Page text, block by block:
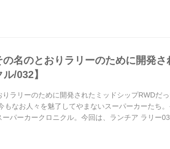
名のとおりラリーのために開発
/032】
ラリーのために開発されたミッドシップRWDだ
もなお人々を魅了してやまないスーパーカーたち
パーカークロニクル。今回は、ランチア ラリー